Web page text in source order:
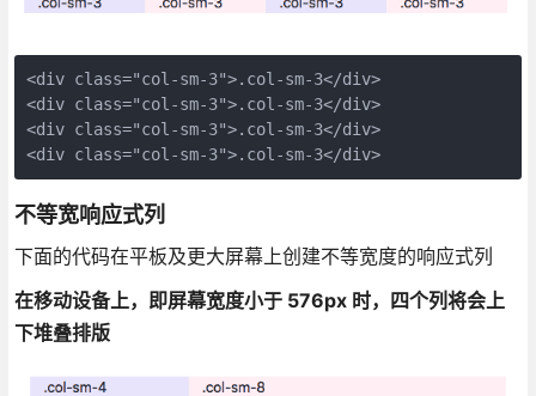
<div class="col-sm-3">.col-sm-3</div>
<div class="col-sm-3">.col-sm-3</div>
<div class="col-sm-3">.col-sm-3</div>
<div class="col-sm-3">.col-sm-3</div>
不等宽响应式列
下面的代码在平板及更大屏幕上创建不等宽度的响应式列
在移动设备上，即屏幕宽度小于 576px 时，四个列将会上
下堆叠排版